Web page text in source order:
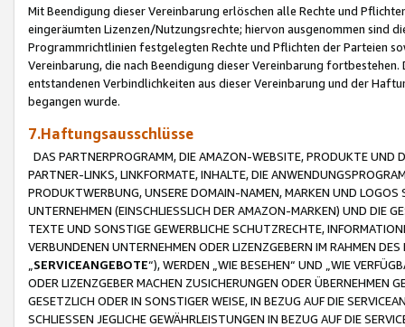
Mit Beendigung dieser Vereinbarung erlöschen alle Rechte und
eingeräumten Lizenzen/Nutzungsrechte; hiervon ausgenommen sind
Programmrichtlinien festgelegten Rechte und Pflichten der Parteien
Vereinbarung, die nach Beendigung dieser Vereinbarung
entstandenen Verbindlichkeiten aus dieser Vereinbarung und der
begangen wurde.
7.Haftungsausschlüsse
DAS PARTNERPROGRAMM, DIE AMAZON-WEBSITE, PRODUKTE UND
PARTNER-LINKS, LINKFORMATE, INHALTE, DIE
PRODUKTWERBUNG, UNSERE DOMAIN-NAMEN, MARKEN UND
UNTERNEHMEN (EINSCHLIESSLICH DER AMAZON-MARKEN) UND DIE
TEXTE UND SONSTIGE GEWERBLICHE SCHUTZRECHTE,
VERBUNDENEN UNTERNEHMEN ODER LIZENZGEBERN IM RAHMEN
SERVICEANGEBOTE“), WERDEN „WIE BESEHEN“ UND „WIE
ODER LIZENZGEBER MACHEN ZUSICHERUNGEN ODER ÜBERNEHMEN
GESETZLICH ODER IN SONSTIGER WEISE, IN BEZUG AUF DIE
SCHLIESSEN JEGLICHE GEWÄHRLEISTUNGEN IN BEZUG AUF DIE